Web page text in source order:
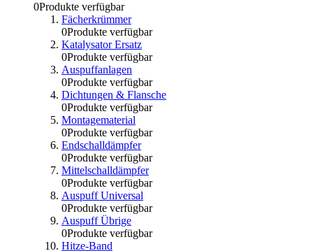
0Produkte verfügbar
Fächerkrümmer
0Produkte verfügbar
Katalysator Ersatz
0Produkte verfügbar
Auspuffanlagen
0Produkte verfügbar
Dichtungen & Flansche
0Produkte verfügbar
Montagematerial
0Produkte verfügbar
Endschalldämpfer
0Produkte verfügbar
Mittelschalldämpfer
0Produkte verfügbar
Auspuff Universal
0Produkte verfügbar
Auspuff Übrige
0Produkte verfügbar
Hitze-Band